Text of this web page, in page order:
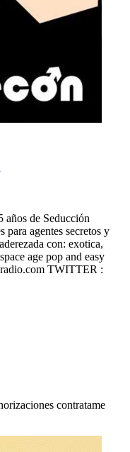
de Seducción
para agentes secretos y
con: exotica,
age pop and easy
TWITTER :
contratame